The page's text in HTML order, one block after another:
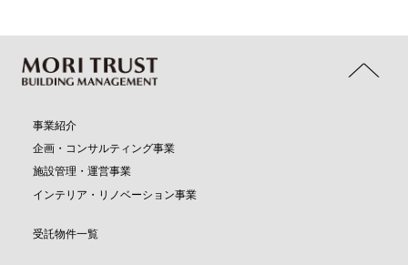
事業紹介
企画・コンサルティング事業
施設管理・運営事業
インテリア・リノベーション事業
受託物件一覧